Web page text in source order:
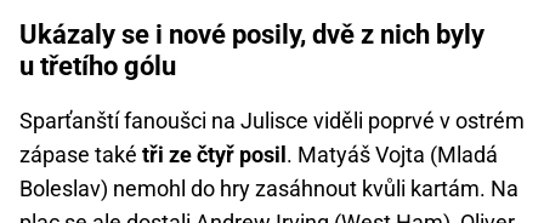
Ukázaly se i nové posily, dvě z nich byly
u třetího gólu
Sparťanští fanoušci na Julisce viděli poprvé v ostrém
zápase také tři ze čtyř posil. Matyáš Vojta (Mladá
Boleslav) nemohl do hry zasáhnout kvůli kartám. Na